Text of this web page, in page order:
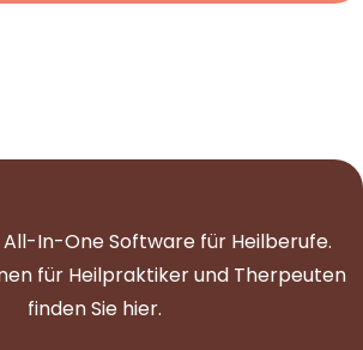
In-One Software für Heilberufe.
für Heilpraktiker und Therpeuten
finden Sie hier.